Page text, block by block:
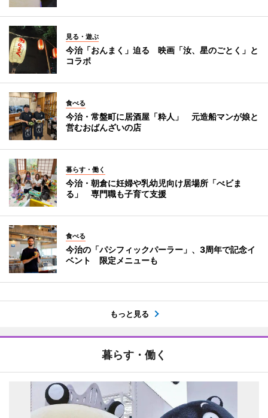
見る・遊ぶ
今治「おんまく」迫る 映画「汝、星のごとく」と
コラボ
食べる
今治・常盤町に居酒屋「粋人」 元造船マンが娘と
営むおばんざいの店
暮らす・働く
今治・朝倉に妊婦や乳幼児向け居場所「べビま
る」 専門職も子育て支援
食べる
今治の「パシフィックパーラー」、3周年で記念イ
ベント 限定メニューも
もっと見る
暮らす・働く